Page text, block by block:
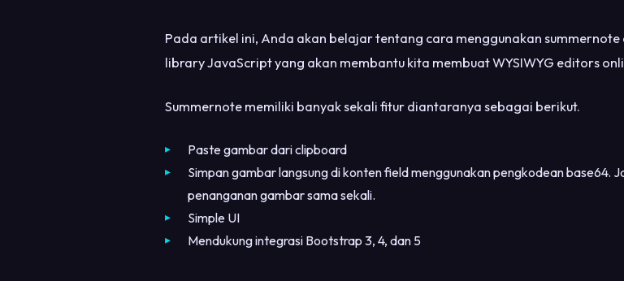
Pada artikel ini, Anda akan belajar tentang cara menggunakan
library JavaScript yang akan membantu kita membuat WYSIWYG editors
Summernote memiliki banyak sekali fitur diantaranya sebagai berikut.
Paste gambar dari clipboard
Simpan gambar langsung di konten field menggunakan pengkodean base64.
penanganan gambar sama sekali.
Simple UI
Mendukung integrasi Bootstrap 3, 4, dan 5